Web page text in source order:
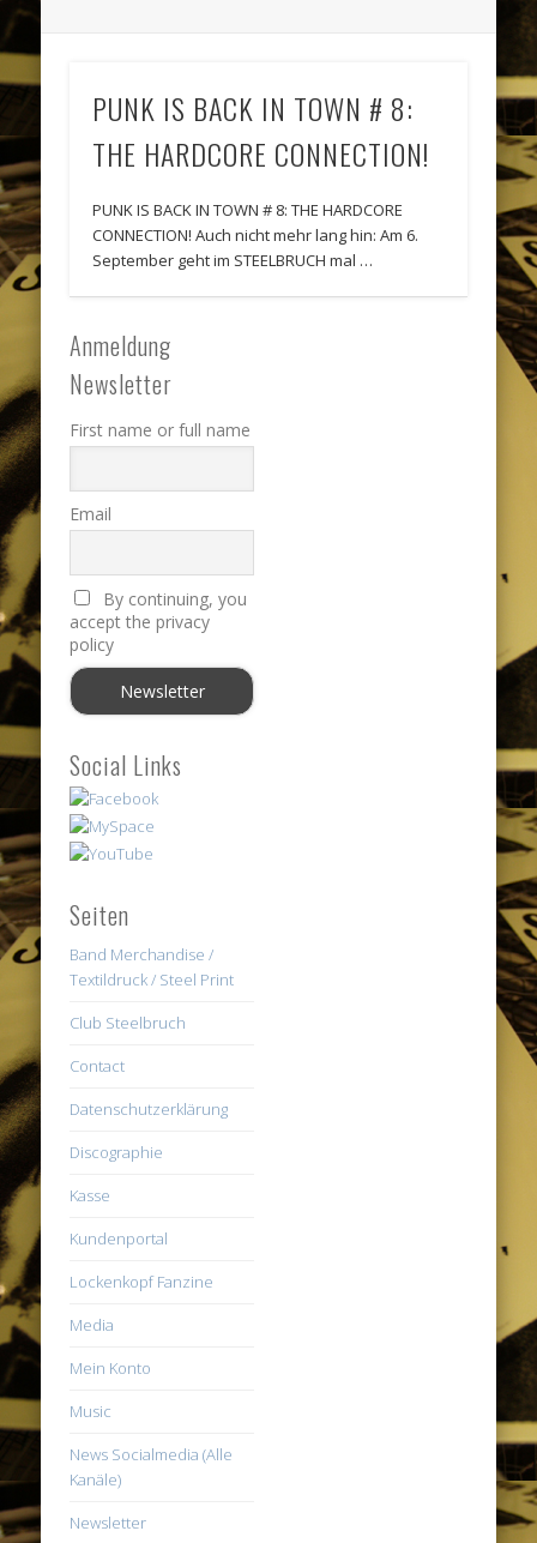
PUNK IS BACK IN TOWN # 8:
THE HARDCORE CONNECTION!
PUNK IS BACK IN TOWN # 8: THE HARDCORE
CONNECTION! Auch nicht mehr lang hin: Am 6.
September geht im STEELBRUCH mal …
Anmeldung
Newsletter
First name or full name
Email
By continuing, you
accept the privacy
policy
Social Links
Seiten
Band Merchandise /
Textildruck / Steel Print
Club Steelbruch
Contact
Datenschutzerklärung
Discographie
Kasse
Kundenportal
Lockenkopf Fanzine
Media
Mein Konto
Music
News Socialmedia (Alle
Kanäle)
Newsletter